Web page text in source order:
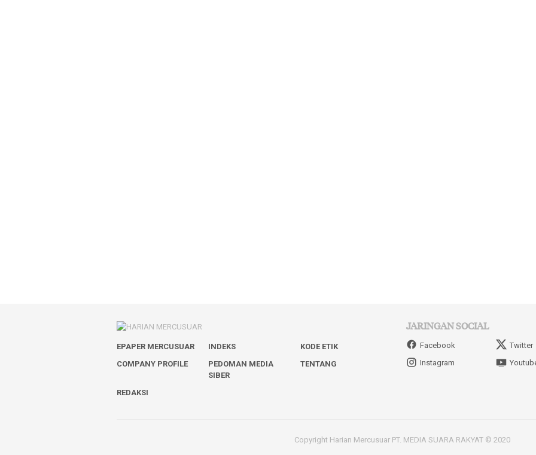
EPAPER MERCUSUAR INDEKS
KODE ETIK
COMPANY PROFILE
PEDOMAN MEDIA
SIBER
TENTANG
REDAKSI
JARINGAN SOCIAL
Facebook
Twitter
Instagram
Copyright Harian Mercusuar PT. MEDIA SUARA RAKYAT © 2020